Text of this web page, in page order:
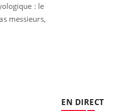
: le
messieurs,
EN DIRECT